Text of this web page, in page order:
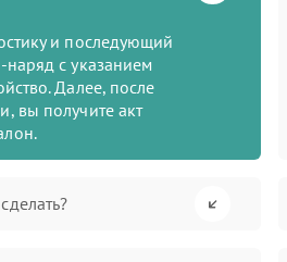
и последующий
наряд с указанием
Далее, после
вы получите акт